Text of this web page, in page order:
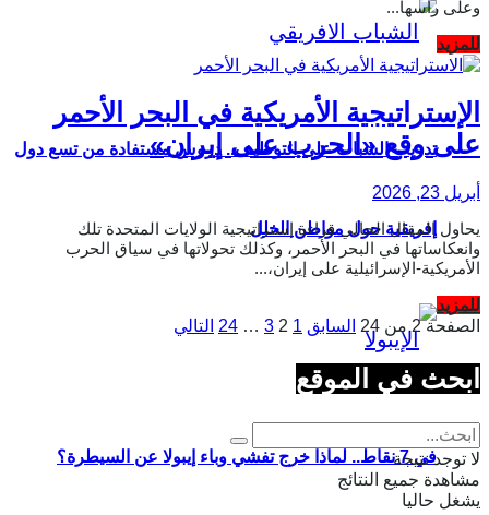
تدريب الشباب على التوظيف.. دروس مستفادة من تسع دول
إفريقية حول مواطن الخلل
في 7 نقاط.. لماذا خرج تفشي وباء إيبولا عن السيطرة؟
وعلى رأسها...
للمزيدDetails
الإستراتيجية الأمريكية في البحر الأحمر
على وقع «الحرب على إيران»
أبريل 23, 2026
يحاول المقال الحالي قراءة إستراتيجية الولايات المتحدة تلك
وانعكاساتها في البحر الأحمر، وكذلك تحولاتها في سياق الحرب
الأمريكية-الإسرائيلية على إيران،...
للمزيدDetails
الصفحة 2 من 24
السابق 1
2
3
…
24 التالي
ابحث في الموقع
لا توجد نتيجة
مشاهدة جميع النتائج
يشغل حاليا